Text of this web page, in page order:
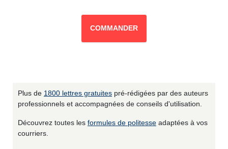
COMMANDER
Plus de 1800 lettres gratuites pré-rédigées par des auteurs
professionnels et accompagnées de conseils d'utilisation.
Découvrez toutes les formules de politesse adaptées à vos
courriers.